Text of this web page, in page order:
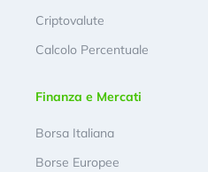
Criptovalute
Calcolo Percentuale
Finanza e Mercati
Borsa Italiana
Borse Europee